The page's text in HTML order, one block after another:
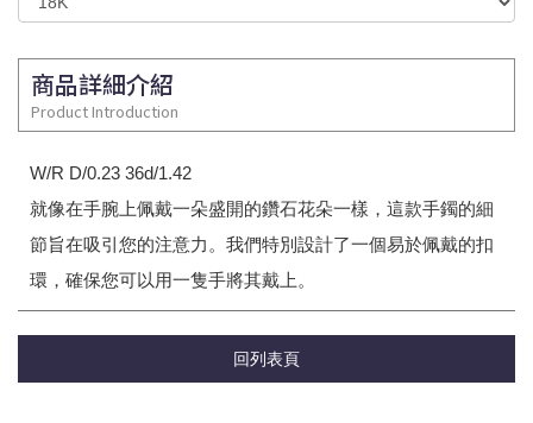
商品詳細介紹
Product Introduction
W/R D/0.23 36d/1.42
就像在手腕上佩戴一朵盛開的鑽石花朵一樣，這款手鐲的細
節旨在吸引您的注意力。我們特別設計了一個易於佩戴的扣
環，確保您可以用一隻手將其戴上。
回列表頁